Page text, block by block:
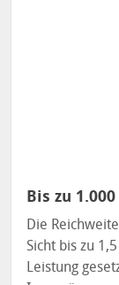
Bis zu
Die
Sicht bis zu
Leistung